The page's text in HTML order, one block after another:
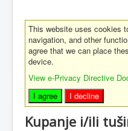
This website uses cookies
navigation, and other
agree that we can place
device.
View e-Privacy Directive
I agree
I decline
Kupanje i/ili